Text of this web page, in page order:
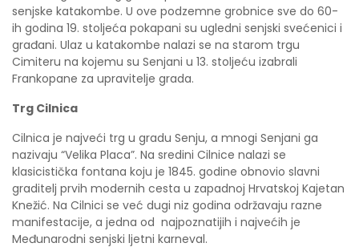
senjske katakombe. U ove podzemne grobnice sve do 60-
ih godina 19. stoljeća pokapani su ugledni senjski svećenici i
građani. Ulaz u katakombe nalazi se na starom trgu
Cimiteru na kojemu su Senjani u 13. stoljeću izabrali
Frankopane za upravitelje grada.
Trg Cilnica
Cilnica je najveći trg u gradu Senju, a mnogi Senjani ga
nazivaju “Velika Placa”. Na sredini Cilnice nalazi se
klasicistička fontana koju je 1845. godine obnovio slavni
graditelj prvih modernih cesta u zapadnoj Hrvatskoj Kajetan
Knežić. Na Cilnici se već dugi niz godina održavaju razne
manifestacije, a jedna od najpoznatijih i najvećih je
Međunarodni senjski ljetni karneval.